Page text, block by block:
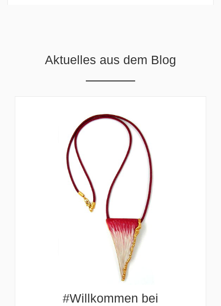
Aktuelles aus dem Blog
#Willkommen bei